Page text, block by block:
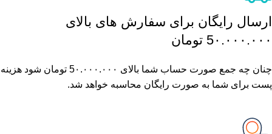
ارسال رایگان برای سفارش های بالای
5٠.٠٠٠.٠٠٠ تومان
چنان چه جمع صورت حساب شما بالای 5٠.٠٠٠.٠٠٠ تومان شود هزینه
پست برای شما به صورت رایگان محاسبه خواهد شد.